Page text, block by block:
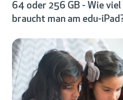
64 oder 256 GB - Wie
braucht man am edu-